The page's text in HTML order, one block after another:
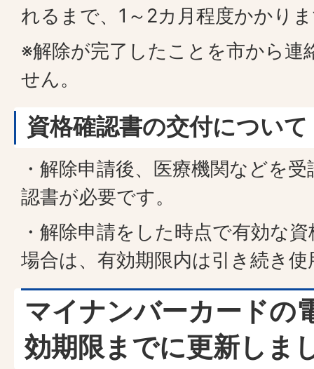
れるまで、1～2カ月程度かかり
※解除が完了したことを市から連
せん。
資格確認書の交付について
・解除申請後、医療機関などを
認書が必要です。
・解除申請をした時点で有効な
場合は、有効期限内は引き続き
マイナンバーカードの
効期限までに更新しま